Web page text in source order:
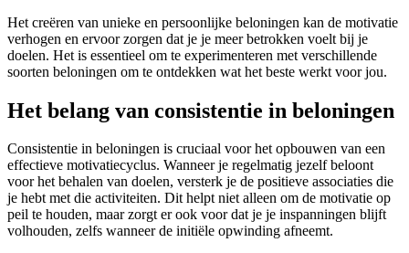
Het creëren van unieke en persoonlijke beloningen kan de motivatie
verhogen en ervoor zorgen dat je je meer betrokken voelt bij je
doelen. Het is essentieel om te experimenteren met verschillende
soorten beloningen om te ontdekken wat het beste werkt voor jou.
Het belang van consistentie in beloningen
Consistentie in beloningen is cruciaal voor het opbouwen van een
effectieve motivatiecyclus. Wanneer je regelmatig jezelf beloont
voor het behalen van doelen, versterk je de positieve associaties die
je hebt met die activiteiten. Dit helpt niet alleen om de motivatie op
peil te houden, maar zorgt er ook voor dat je je inspanningen blijft
volhouden, zelfs wanneer de initiële opwinding afneemt.